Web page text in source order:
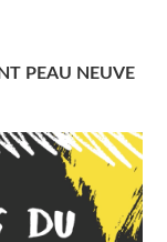
PEAU NEUVE